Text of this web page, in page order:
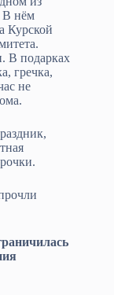
В нём
Курской
В подарках
гречка,
не